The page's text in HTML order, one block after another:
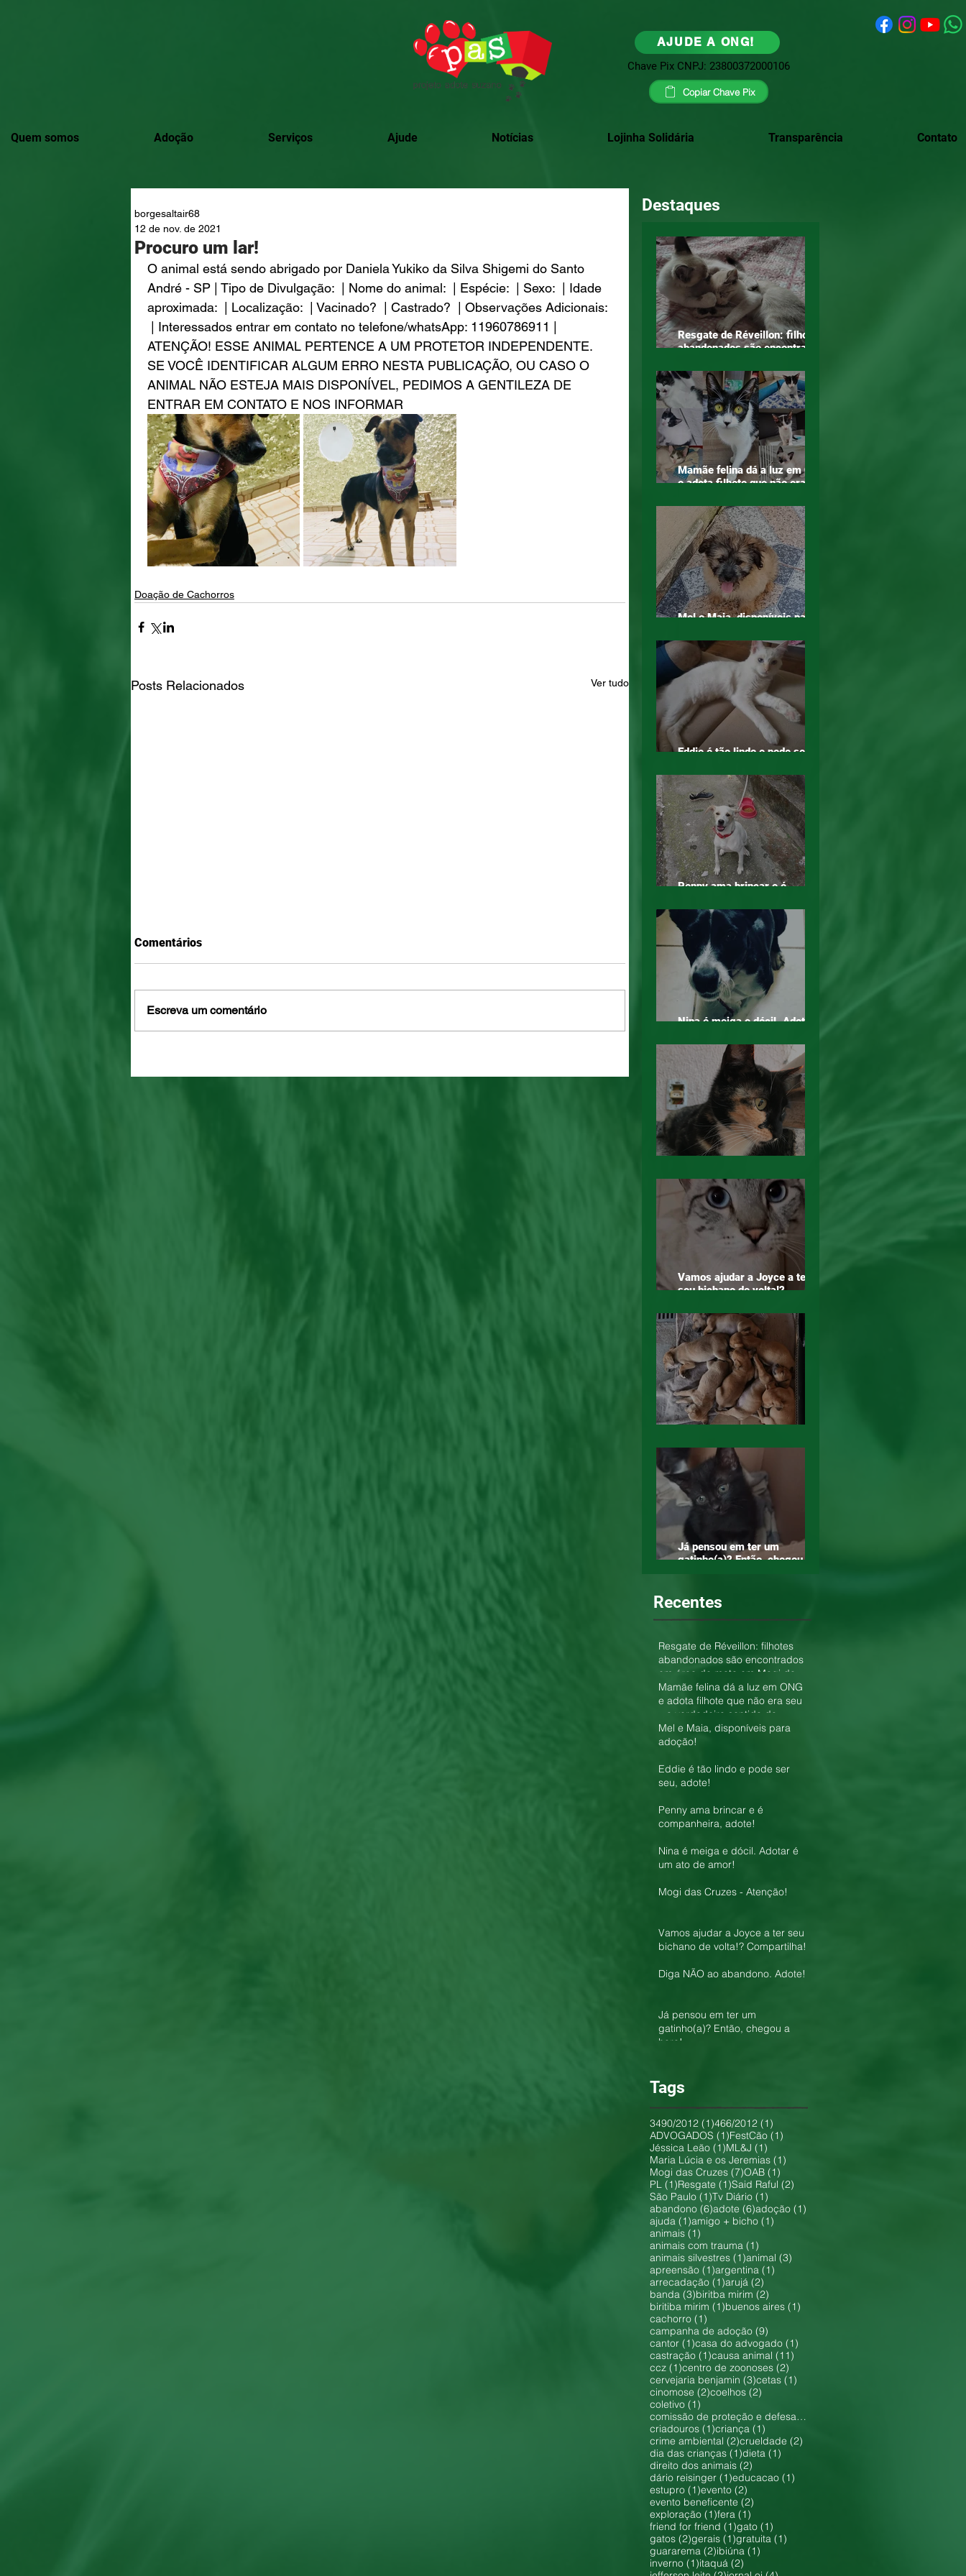
AJUDE A ONG!
Chave Pix CNPJ: 23800372000106
Copiar Chave Pix
Quem somos Adoção Serviços Ajude Notícias Lojinha Solidária Transparência Contato
Procuro um lar!
borgesaltair68
12 de nov. de 2021
O animal está sendo abrigado por Daniela Yukiko da Silva Shigemi do Santo
André - SP | Tipo de Divulgação:  | Nome do animal:  | Espécie:  | Sexo:  | Idade
aproximada:  | Localização:  | Vacinado?  | Castrado?  | Observações Adicionais:
| Interessados entrar em contato no telefone/whatsApp: 11960786911 |
ATENÇÃO! ESSE ANIMAL PERTENCE A UM PROTETOR INDEPENDENTE.
SE VOCÊ IDENTIFICAR ALGUM ERRO NESTA PUBLICAÇÃO, OU CASO O
ANIMAL NÃO ESTEJA MAIS DISPONÍVEL, PEDIMOS A GENTILEZA DE
ENTRAR EM CONTATO E NOS INFORMAR
Doação de Cachorros
Posts Relacionados Ver tudo
adoção!
companheira, adote!
Comentários
Escreva um comentário
Destaques
Resgate de Réveillon: filhotes
abandonados são encontrados
Cruzes
Mamãe felina dá a luz em ONG
e adota filhote que não era seu
amor!
Mel e Maia, disponíveis para
Eddie é tão lindo e pode ser
Penny ama brincar e é
Nina é meiga e dócil. Adotar é
Vamos ajudar a Joyce a ter
seu bichano de volta!?
Já pensou em ter um
gatinho(a)? Então, chegou a
Recentes
Resgate de Réveillon: filhotes
abandonados são encontrados
em área de mata em Mogi das
Cruzes
Mamãe felina dá a luz em ONG
e adota filhote que não era seu
– o verdadeiro sentido do
amor!
Mel e Maia, disponíveis para
adoção!
Eddie é tão lindo e pode ser
seu, adote!
Penny ama brincar e é
companheira, adote!
Nina é meiga e dócil. Adotar é
um ato de amor!
Mogi das Cruzes - Atenção!
Vamos ajudar a Joyce a ter seu
bichano de volta!? Compartilha!
Diga NÃO ao abandono. Adote!
Já pensou em ter um
gatinho(a)? Então, chegou a
hora!
Tags
3490/2012 (1)1 post
466/2012 (1)
ADVOGADOS (1)1 post
FestCão (1)
Jéssica Leão (1)1 post
ML&J (1)
Maria Lúcia e os Jeremias (1)
Mogi das Cruzes (7)7 posts
OAB (1)
PL (1)1 post
Resgate (1)1 post
Said Raful (2)
São Paulo (1)1 post
Tv Diário (1)
abandono (6)6 posts
adote (6)6 posts
adoção (1)
ajuda (1)1 post
amigo + bicho (1)
animais (1)
animais com trauma (1)
animais silvestres (1)1 post
animal (3)
apreensão (1)1 post
argentina (1)
arrecadação (1)1 post
arujá (2)
banda (3)3 posts
biritba mirim (2)
biritiba mirim (1)1 post
buenos aires (1)
cachorro (1)
campanha de adoção (9)
cantor (1)1 post
casa do advogado (1)
castração (1)1 post
causa animal (11)
ccz (1)1 post
centro de zoonoses (2)
cervejaria benjamin (3)3 posts
cetas (1)
cinomose (2)2 posts
coelhos (2)
coletivo (1)
comissão de proteção e defesa dos animais
criadouros (1)1 post
criança (1)
crime ambiental (2)2 posts
crueldade (2)
dia das crianças (1)1 post
dieta (1)
direito dos animais (2)
dário reisinger (1)1 post
educacao (1)
estupro (1)1 post
evento (2)
evento beneficente (2)
exploração (1)1 post
fera (1)
friend for friend (1)1 post
gato (1)
gatos (2)2 posts
gerais (1)1 post
gratuita (1)
guararema (2)2 posts
ibiúna (1)
inverno (1)1 post
itaquá (2)